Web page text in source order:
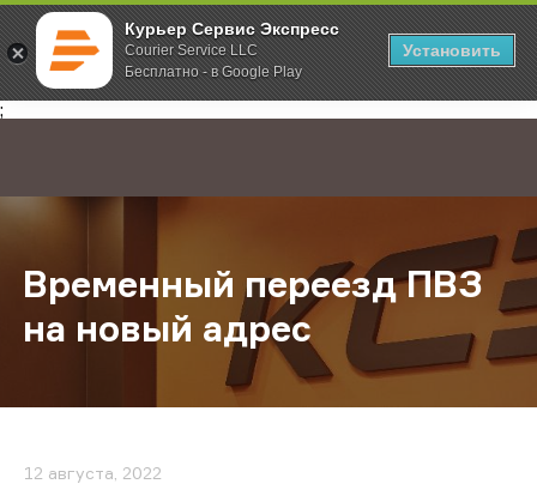
Курьер Сервис Экспресс
Courier Service LLC
Бесплатно - в Google Play
Установить
;
Главная О компании Новости Временный переезд ПВЗ на
Временный переезд ПВЗ
на новый адрес
12 августа, 2022